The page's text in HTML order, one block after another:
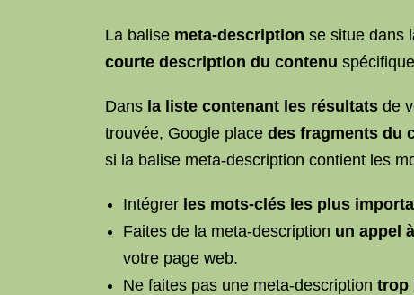
La balise meta-description se situe dans
courte description du contenu
Dans la liste contenant les résultats de
trouvée, Google place des fragments du
si la balise meta-description contient les
Intégrer les mots-clés les plus
Faites de la meta-description un appel
votre page web.
Ne faites pas une meta-description trop